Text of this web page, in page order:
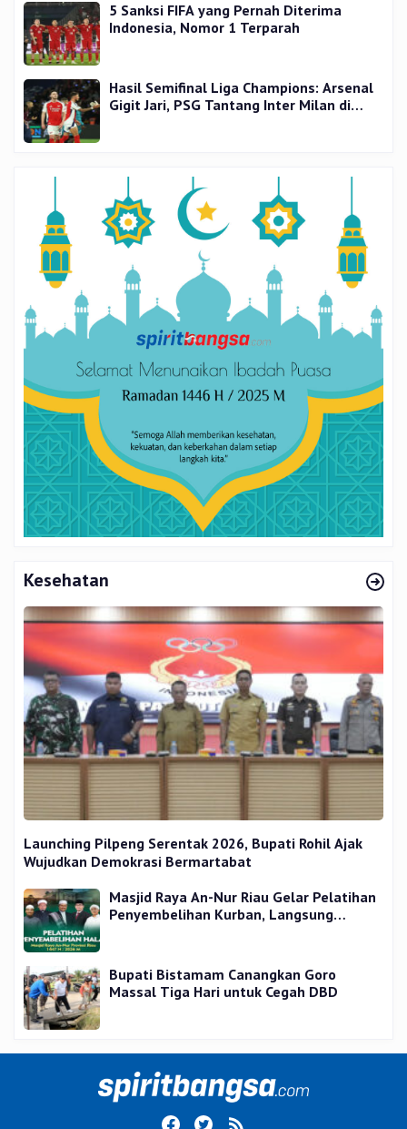
5 Sanksi FIFA yang Pernah Diterima
Indonesia, Nomor 1 Terparah
Hasil Semifinal Liga Champions: Arsenal
Gigit Jari, PSG Tantang Inter Milan di
Kesehatan
Launching Pilpeng Serentak 2026, Bupati Rohil Ajak
Wujudkan Demokrasi Bermartabat
Masjid Raya An-Nur Riau Gelar Pelatihan
Penyembelihan Kurban, Langsung
Bupati Bistamam Canangkan Goro
Massal Tiga Hari untuk Cegah DBD